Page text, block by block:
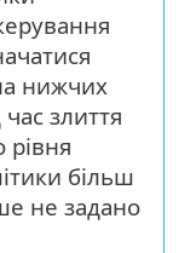
нижчих
злиття
рівня
більш
не задано